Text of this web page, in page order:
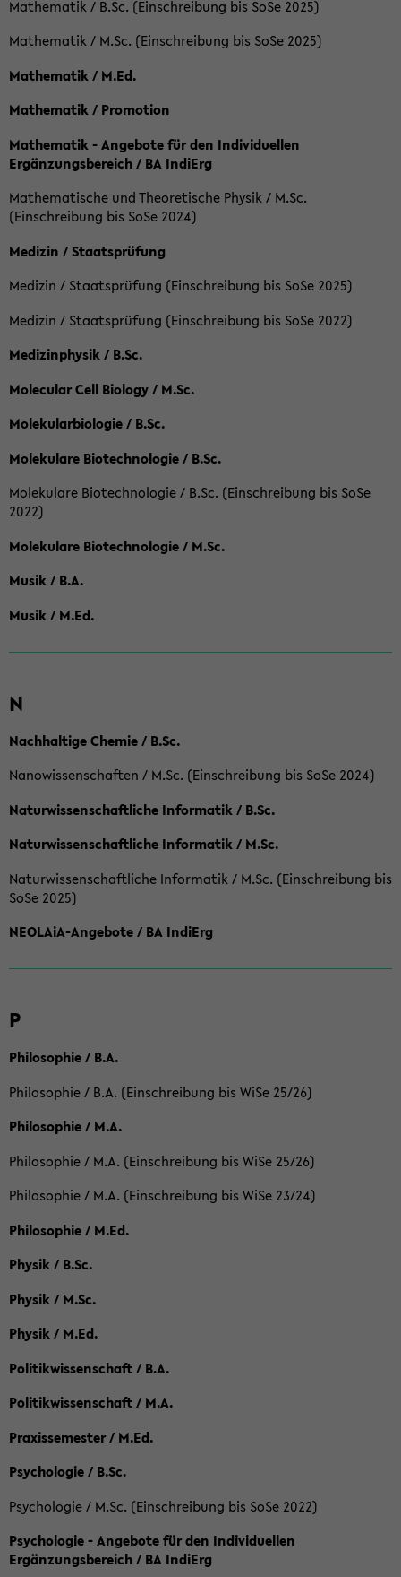
Mathematik / B.Sc. (Einschreibung bis SoSe 2025)
Mathematik / M.Sc. (Einschreibung bis SoSe 2025)
Mathematik / M.Ed.
Mathematik / Promotion
Mathematik - Angebote für den Individuellen
Ergänzungsbereich / BA IndiErg
Mathematische und Theoretische Physik / M.Sc.
(Einschreibung bis SoSe 2024)
Medizin / Staatsprüfung
Medizin / Staatsprüfung (Einschreibung bis SoSe 2025)
Medizin / Staatsprüfung (Einschreibung bis SoSe 2022)
Medizinphysik / B.Sc.
Molecular Cell Biology / M.Sc.
Molekularbiologie / B.Sc.
Molekulare Biotechnologie / B.Sc.
Molekulare Biotechnologie / B.Sc. (Einschreibung bis SoSe
2022)
Molekulare Biotechnologie / M.Sc.
Musik / B.A.
Musik / M.Ed.
N
Nachhaltige Chemie / B.Sc.
Nanowissenschaften / M.Sc. (Einschreibung bis SoSe 2024)
Naturwissenschaftliche Informatik / B.Sc.
Naturwissenschaftliche Informatik / M.Sc.
Naturwissenschaftliche Informatik / M.Sc. (Einschreibung bis
SoSe 2025)
NEOLAiA-Angebote / BA IndiErg
P
Philosophie / B.A.
Philosophie / B.A. (Einschreibung bis WiSe 25/26)
Philosophie / M.A.
Philosophie / M.A. (Einschreibung bis WiSe 25/26)
Philosophie / M.A. (Einschreibung bis WiSe 23/24)
Philosophie / M.Ed.
Physik / B.Sc.
Physik / M.Sc.
Physik / M.Ed.
Politikwissenschaft / B.A.
Politikwissenschaft / M.A.
Praxissemester / M.Ed.
Psychologie / B.Sc.
Psychologie / M.Sc. (Einschreibung bis SoSe 2022)
Psychologie - Angebote für den Individuellen
Ergänzungsbereich / BA IndiErg